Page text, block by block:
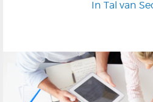
In Tal van